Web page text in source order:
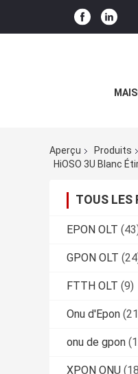
Aperçu Produits
HiOSO 3U Blanc
TOUS LES
EPON OLT
GPON OLT
FTTH OLT (9)
Onu d'Epon
onu de gpon
XPON ONU